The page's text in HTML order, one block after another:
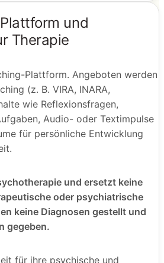
und
Therapie
Plattform. Angeboten werden
(z. B. VIRA, INARA,
wie Reflexionsfragen,
Audio- oder Textimpulse
für persönliche Entwicklung
und ersetzt keine
oder psychiatrische
keine Diagnosen gestellt und
gegeben.
für ihre psychische und